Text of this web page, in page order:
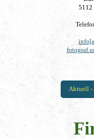
5112
Aktuell -